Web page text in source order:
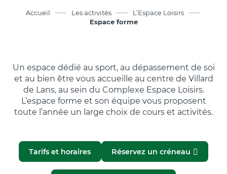
Accueil Les activités
L’Espace Loisirs
Espace forme
Un espace dédié au sport, au dépassement de soi
et au bien être vous accueille au centre de Villard
de Lans, au sein du Complexe Espace Loisirs.
L’espace forme et son équipe vous proposent
toute l’année un large choix de cours et activités.
Tarifs et horaires Réservez un créneau